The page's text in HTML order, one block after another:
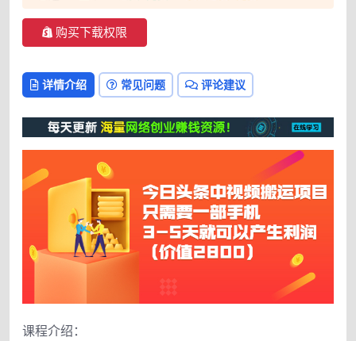
购买下载权限
详情介绍 常见问题 评论建议
课程介绍：